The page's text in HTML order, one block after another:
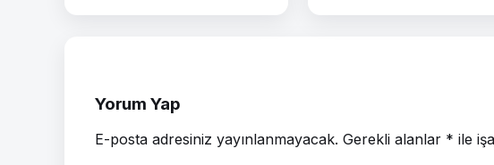
Yorum Yap
E-posta adresiniz yayınlanmayacak. Gerekli alanlar * ile